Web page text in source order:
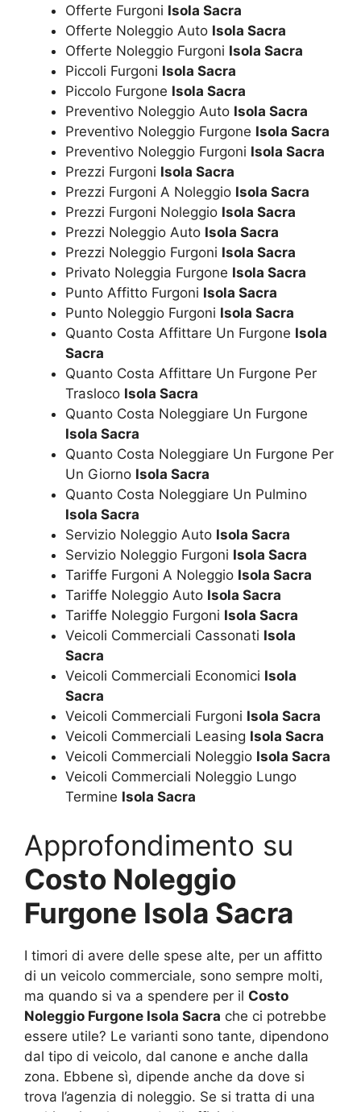
Offerte Furgoni Isola Sacra
Offerte Noleggio Auto Isola Sacra
Offerte Noleggio Furgoni Isola Sacra
Piccoli Furgoni Isola Sacra
Piccolo Furgone Isola Sacra
Preventivo Noleggio Auto Isola Sacra
Preventivo Noleggio Furgone Isola Sacra
Preventivo Noleggio Furgoni Isola Sacra
Prezzi Furgoni Isola Sacra
Prezzi Furgoni A Noleggio Isola Sacra
Prezzi Furgoni Noleggio Isola Sacra
Prezzi Noleggio Auto Isola Sacra
Prezzi Noleggio Furgoni Isola Sacra
Privato Noleggia Furgone Isola Sacra
Punto Affitto Furgoni Isola Sacra
Punto Noleggio Furgoni Isola Sacra
Quanto Costa Affittare Un Furgone Isola
Sacra
Quanto Costa Affittare Un Furgone Per
Trasloco Isola Sacra
Quanto Costa Noleggiare Un Furgone
Isola Sacra
Quanto Costa Noleggiare Un Furgone Per
Un Giorno Isola Sacra
Quanto Costa Noleggiare Un Pulmino
Isola Sacra
Servizio Noleggio Auto Isola Sacra
Servizio Noleggio Furgoni Isola Sacra
Tariffe Furgoni A Noleggio Isola Sacra
Tariffe Noleggio Auto Isola Sacra
Tariffe Noleggio Furgoni Isola Sacra
Veicoli Commerciali Cassonati Isola
Sacra
Veicoli Commerciali Economici Isola
Sacra
Veicoli Commerciali Furgoni Isola Sacra
Veicoli Commerciali Leasing Isola Sacra
Veicoli Commerciali Noleggio Isola Sacra
Veicoli Commerciali Noleggio Lungo
Termine Isola Sacra
Approfondimento su
Costo Noleggio
Furgone Isola Sacra
I timori di avere delle spese alte, per un affitto
di un veicolo commerciale, sono sempre molti,
ma quando si va a spendere per il Costo
Noleggio Furgone Isola Sacra che ci potrebbe
essere utile? Le varianti sono tante, dipendono
dal tipo di veicolo, dal canone e anche dalla
zona. Ebbene sì, dipende anche da dove si
trova l’agenzia di noleggio. Se si tratta di una